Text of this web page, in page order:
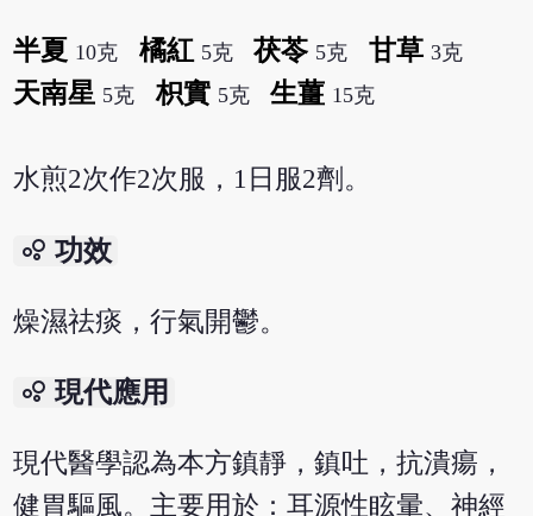
半夏 10克 橘紅 5克 茯苓 5克 甘草 3克
天南星 5克 枳實 5克 生薑 15克
水煎2次作2次服，1日服2劑。
bubble_chart 功效
燥濕祛痰，行氣開鬱。
bubble_chart 現代應用
現代醫學認為本方鎮靜，鎮吐，抗潰瘍，
健胃驅風。主要用於：耳源性眩暈、神經